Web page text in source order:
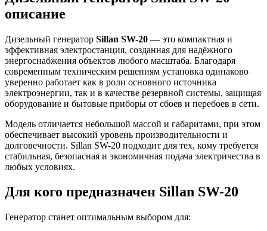
описание
Дизельный генератор Sillan SW-20 — это компактная и
эффективная электростанция, созданная для надёжного
энергоснабжения объектов любого масштаба. Благодаря
современным техническим решениям установка одинаково
уверенно работает как в роли основного источника
электроэнергии, так и в качестве резервной системы, защищая
оборудование и бытовые приборы от сбоев и перебоев в сети.
Модель отличается небольшой массой и габаритами, при этом
обеспечивает высокий уровень производительности и
долговечности. Sillan SW-20 подходит для тех, кому требуется
стабильная, безопасная и экономичная подача электричества в
любых условиях.
Для кого предназначен Sillan SW-20
Генератор станет оптимальным выбором для: